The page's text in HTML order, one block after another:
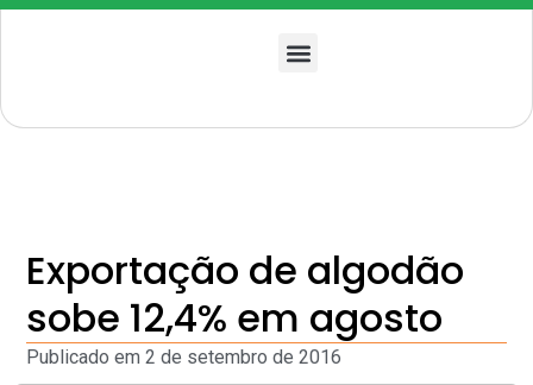
Exportação de algodão
sobe 12,4% em agosto
Publicado em 2 de setembro de 2016